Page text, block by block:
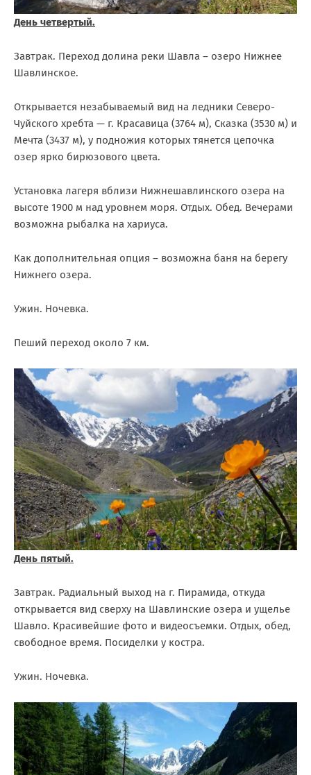
День четвертый.
Завтрак. Переход долина реки Шавла – озеро Нижнее
Шавлинское.
Открывается незабываемый вид на ледники Северо-
Чуйского хребта — г. Красавица (3764 м), Сказка (3530 м) и
Мечта (3437 м), у подножия которых тянется цепочка
озер ярко бирюзового цвета.
Установка лагеря вблизи Нижнешавлинского озера на
высоте 1900 м над уровнем моря. Отдых. Обед. Вечерами
возможна рыбалка на хариуса.
Как дополнительная опция – возможна баня на берегу
Нижнего озера.
Ужин. Ночевка.
Пеший переход около 7 км.
День пятый.
Завтрак. Радиальный выход на г. Пирамида, откуда
открывается вид сверху на Шавлинские озера и ущелье
Шавло. Красивейшие фото и видеосъемки. Отдых, обед,
свободное время. Посиделки у костра.
Ужин. Ночевка.